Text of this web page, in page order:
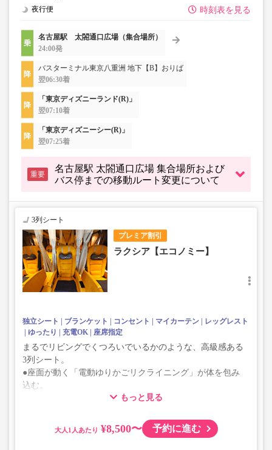
時刻表を見る
夜行便
名古屋駅 太閤通口広場（集合場所）
24:00発
バスターミナル東京八重洲 地下【B】おりば
翌06:30着
「東京ディズニーランド(R)」
翌07:10着
「東京ディズニーシー(R)」
翌07:25着
重要
名古屋駅 太閤通口広場 集合場所および
バス停までの移動ルート変更について
プレミア割引
3列シート
ラクシア【エコノミー】
独立シート ブランケット コンセント マイカーテン
レッグレスト
ゆったり
充電OK 座席指定
まるでリビングでくつろいでいるかのような、高級感ある
3列シート。
●座面が動く「電動ゆりかごリクライニング」が体を包み
込む。
●MYカーテンで個室感もばっちり。
※【01B席】乗降口に近く、他のお客様の往来が多いた
もっと見る
大人 ¥8,500〜 予約に進む